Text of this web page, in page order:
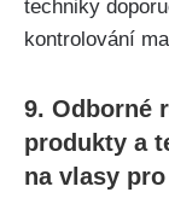
9. Odborné
produkty‌ a
na‍ vlasy